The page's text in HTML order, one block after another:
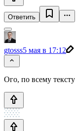
Ответить
gtosss5 мая в 17:12
Ого, по всему